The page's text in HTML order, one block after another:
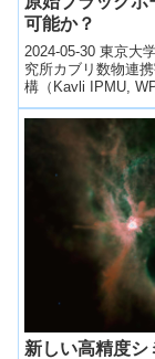
可能か？
2024-05-30 東京大
究所カブリ数物連
構（Kavli IPMU,
要今回、東京大学
所カブリ数物連携...
新しい高精度シ